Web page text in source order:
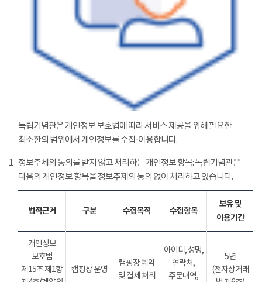
독립기념관은 개인정보 보호법에 따라 서비스 제공을 위해 필요한
최소한의 범위에서 개인정보를 수집·이용합니다.
1 정보주체의 동의를 받지 않고 처리하는 개인정보 항목: 독립기념관은
다음의 개인정보 항목을 정보추제의 동의 없이 처리하고 있습니다.
법적근거 구분 수집목적 수집항목
보유 및
이용기간
개인정보
보호법
제15조 제1항
캠핑장 운영
캠핑장 예약
및 결제 처리
아이디, 성명,
연락처,
주문내역,
5년
(전자상거래